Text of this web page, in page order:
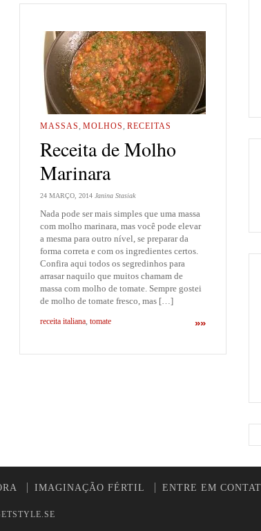
MASSAS, MOLHOS, RECEITAS
Receita de Molho
Marinara
24 MARÇO, 2014 Janina Stasiak
Nada pode ser mais simples que uma massa
com molho marinara, mas você pode elevar
a mesma para outro nível, se preparar da
forma correta e com os ingredientes certos.
Confira aqui todos os segredinhos para
arrasar naquilo que muitos chamam de
massa com molho de tomate. Sempre gostei
de molho de tomate fresco, mas […]
»»
receita italiana tomate
IMAGINAÇÃO FÉRTIL ENTRE EM